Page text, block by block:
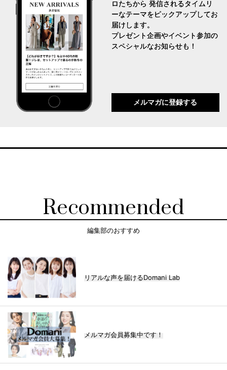
ロたちから 発信されるタイムリ
ーなテーマをピックアップしてお
届けします。
プレゼント企画やイベント参加の
スペシャルなお知らせも！
メルマガに登録する
Recommended
編集部のおすすめ
リアルな声を届けるDomani Lab
メルマガ会員募集中です！